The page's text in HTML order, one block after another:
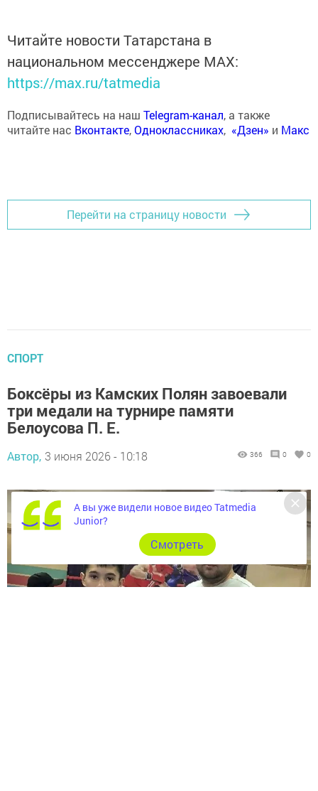
Читайте новости Татарстана в
национальном мессенджере MАХ:
https://max.ru/tatmedia
Подписывайтесь на наш Telegram-канал, а также
читайте нас Вконтакте,Одноклассниках, «Дзен» и Макс
Перейти на страницу новости
СПОРТ
Боксёры из Камских Полян завоевали
три медали на турнире памяти
Белоусова П. Е.
Автор, 3 июня 2026 - 10:18 366 0 0
А вы уже видели новое видео Tatmedia
Junior?
Cмотреть